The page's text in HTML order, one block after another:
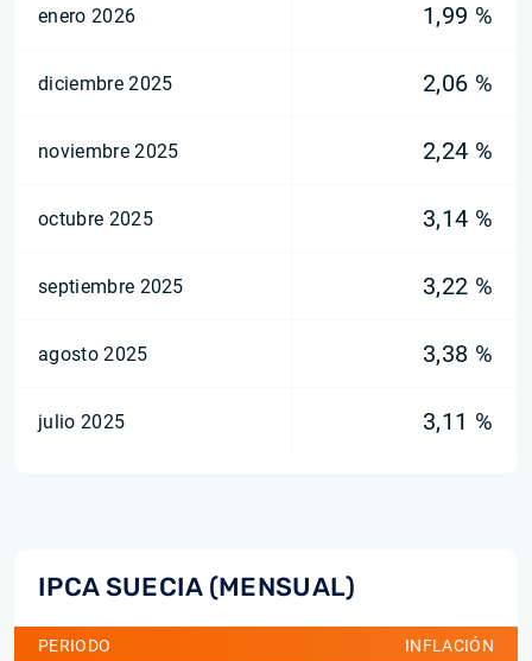
enero 2026 1,99 %
diciembre 2025 2,06 %
noviembre 2025 2,24 %
octubre 2025 3,14 %
septiembre 2025 3,22 %
agosto 2025 3,38 %
julio 2025 3,11 %
IPCA SUECIA (MENSUAL)
PERIODO INFLACIÓN